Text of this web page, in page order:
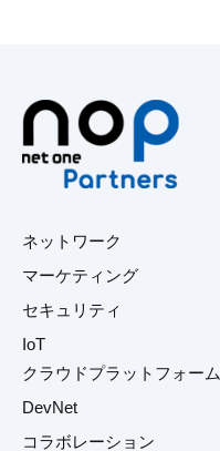
ネットワーク
マーケティング
セキュリティ
IoT
クラウドプラットフォーム
DevNet
コラボレーション